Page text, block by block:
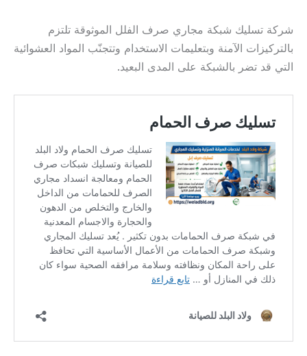
شركة تسليك شبكة مجاري صرف الفلل الموثوقة تلتزم
بالتركيزات الآمنة وبتعليمات الاستخدام وتتجنّب المواد العشوائية
التي قد تضر بالشبكة على المدى البعيد.